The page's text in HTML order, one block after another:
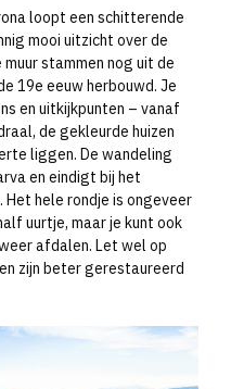
loopt een schitterende
mooi uitzicht over de
stammen nog uit de
19e eeuw herbouwd. Je
en uitkijkpunten – vanaf
de gekleurde huizen
liggen. De wandeling
en eindigt bij het
hele rondje is ongeveer
uurtje, maar je kunt ook
afdalen. Let wel op
zijn beter gerestaureerd